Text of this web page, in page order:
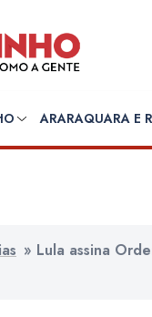
ARARAQUARA E
» Lula assina